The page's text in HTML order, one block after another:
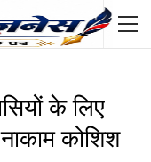
के लिए
कोशिश